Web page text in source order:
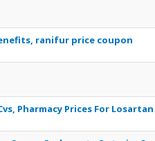
ranifur price coupon
5
Pharmacy Prices For Losartan
5